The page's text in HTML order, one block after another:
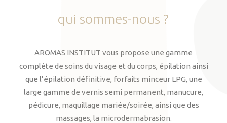
qui sommes-nous ?
AROMAS INSTITUT vous propose une gamme
complète de soins du visage et du corps, épilation ainsi
que l’épilation définitive, forfaits minceur LPG, une
large gamme de vernis semi permanent, manucure,
pédicure, maquillage mariée/soirée, ainsi que des
massages, la microdermabrasion.